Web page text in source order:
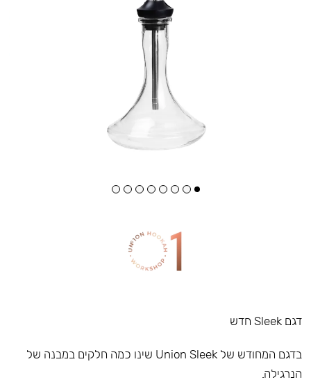
דגם Sleek חדש
בדגם המחודש של Union Sleek שינו כמה חלקים במבנה של
הנרגילה.